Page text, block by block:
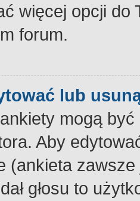
więcej opcji
forum.
lub
mogą
Aby
(ankieta
głosu to